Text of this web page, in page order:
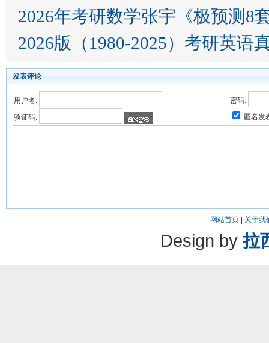
2026年考研数学张宇《极预测8
2026版（1980-2025）考研英语
发表评论
用户名:
密码:
验证码:
匿名发
网站首页| 关于我
Design by拉